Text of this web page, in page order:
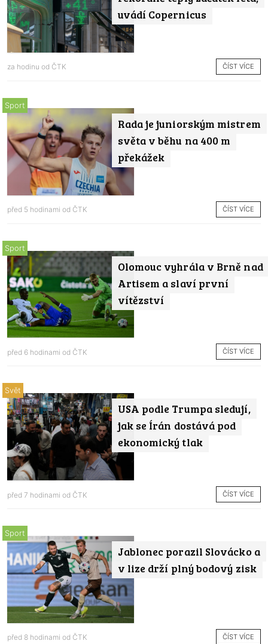
uvádí Copernicus
za hodinu od ČTK ČÍST VÍCE
Rada je juniorským mistrem
světa v běhu na 400 m
překážek
Sport
před 5 hodinami od ČTK ČÍST VÍCE
Olomouc vyhrála v Brně nad
Artisem a slaví první
vítězství
Sport
před 6 hodinami od ČTK ČÍST VÍCE
USA podle Trumpa sledují,
jak se Írán dostává pod
ekonomický tlak
Svět
před 7 hodinami od ČTK ČÍST VÍCE
Jablonec porazil Slovácko a
v lize drží plný bodový zisk
Sport
před 8 hodinami od ČTK ČÍST VÍCE